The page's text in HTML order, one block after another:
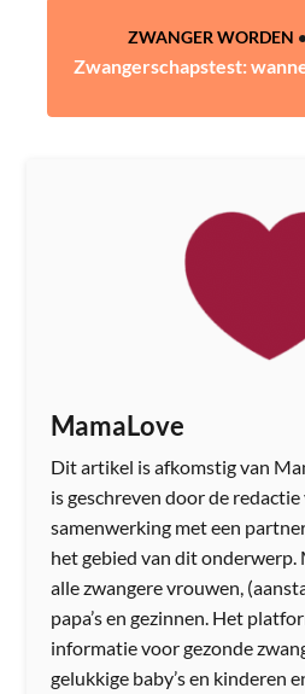
ZWANGER WORDEN •
Zwangerschapstest:
MamaLove
Dit artikel is afkomstig van
is geschreven door de
samenwerking met een
het gebied van dit onderwerp.
alle zwangere vrouwen,
papa’s en gezinnen. Het
informatie voor gezonde
gelukkige baby’s en kinderen